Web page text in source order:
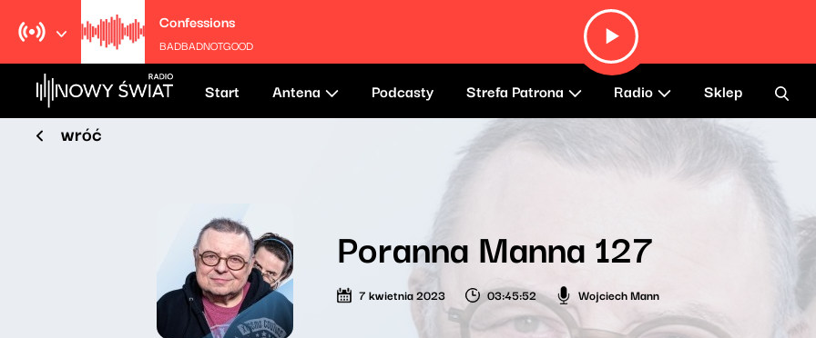
Confessions
BADBADNOTGOOD
Start Antena Podcasty Strefa Patrona Radio Sklep
wróć
Poranna Manna 127
7 kwietnia 2023 03:45:52 Wojciech Mann